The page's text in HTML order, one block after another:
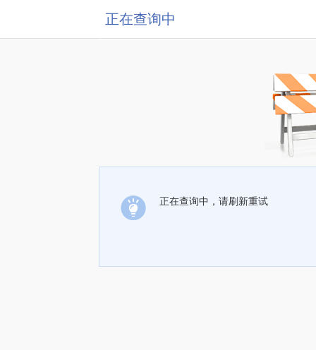
正在查询中
正在查询中，请刷新重试